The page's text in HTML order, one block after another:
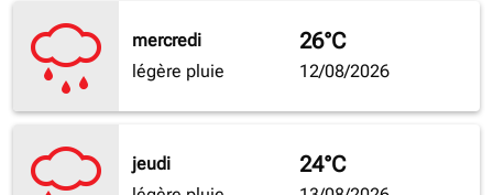
mercredi
légère pluie
26°C
12/08/2026
jeudi
24°C